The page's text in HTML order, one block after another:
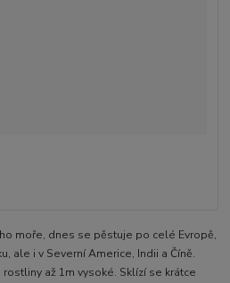
moře, dnes se pěstuje po celé Evropě,
ale i v Severní Americe, Indii a Číně.
až 1m vysoké. Sklízí se krátce